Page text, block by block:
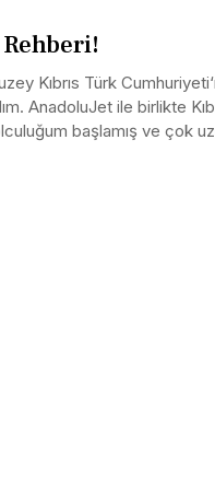
Kıbrıs Türk
AnadoluJet ile birlikte
başlamış ve çok